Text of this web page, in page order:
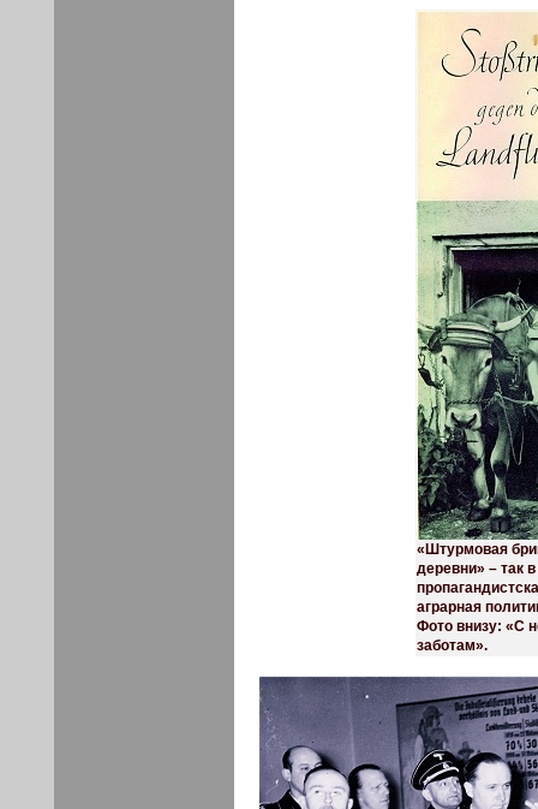
«Штурмовая
деревни» – так
аграрная
Фото внизу: «С
заботам».